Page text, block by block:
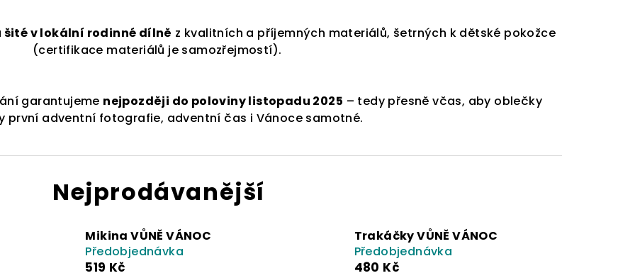
šité v lokální rodinné dílně z kvalitních a příjemných materiálů, šetrných k dětské pokožce
(certifikace materiálů je samozřejmostí).
garantujeme nejpozději do poloviny listopadu 2025 – tedy přesně včas, aby oblečky
první adventní fotografie, adventní čas i Vánoce samotné.
Nejprodávanější
Mikina VŮNĚ VÁNOC
Předobjednávka
519 Kč
Trakáčky VŮNĚ VÁNOC
Předobjednávka
480 Kč